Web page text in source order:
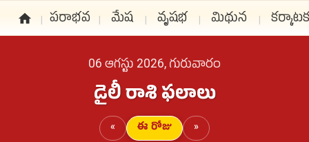
పరాభవ మేష వృషభ మిథున కర్కాటక
06 ఆగస్టు 2026, గురువారం
డైలీ రాశి ఫలాలు
« ఈ రోజు »